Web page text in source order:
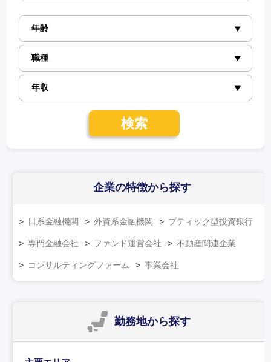
検索
企業の特徴から探す
日系金融機関 外資系金融機関 ブティック型投資銀行
専門金融会社 ファンド運営会社 不動産関連企業
コンサルティングファーム 事業会社
勤務地から探す